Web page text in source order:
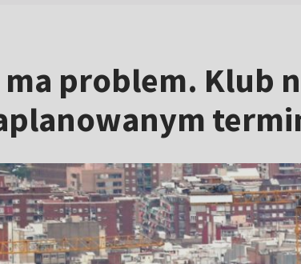
ma problem. Klub